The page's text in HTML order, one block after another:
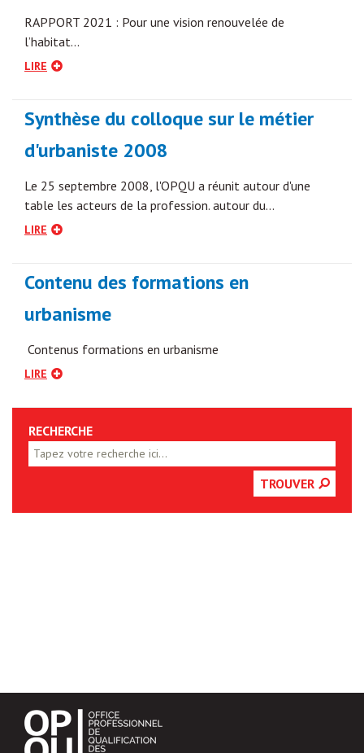
RAPPORT 2021 : Pour une vision renouvelée de
l’habitat…
LIRE
Synthèse du colloque sur le métier
d'urbaniste 2008
Le 25 septembre 2008, l'OPQU a réunit autour d'une
table les acteurs de la profession. autour du…
LIRE
Contenu des formations en
urbanisme
Contenus formations en urbanisme
LIRE
RECHERCHE
TROUVER